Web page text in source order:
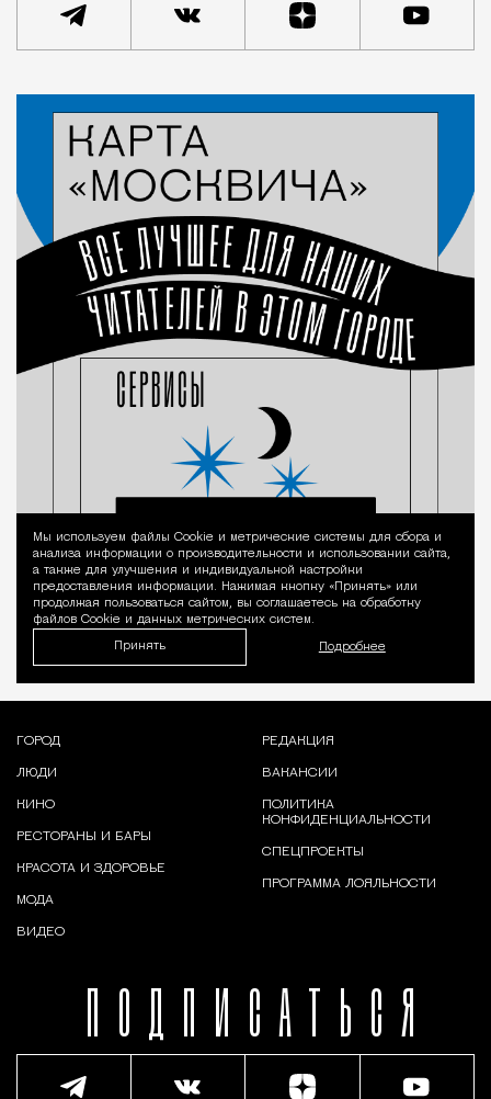
Уведомление
Мы используем файлы Сookie и метрические системы для сбора и
анализа информации о производительности и использовании сайта,
а также для улучшения и индивидуальной настройки
предоставления информации. Нажимая кнопку «Принять» или
продолжая пользоваться сайтом, вы соглашаетесь на обработку
файлов Cookie и данных метрических систем.
Принять Подробнее
ПОДПИСАТЬСЯ
ГОРОД
ЛЮДИ
КИНО
РЕСТОРАНЫ И БАРЫ
КРАСОТА И ЗДОРОВЬЕ
МОДА
ВИДЕО
РЕДАКЦИЯ
ВАКАНСИИ
ПОЛИТИКА
КОНФИДЕНЦИАЛЬНОСТИ
СПЕЦПРОЕКТЫ
ПРОГРАММА ЛОЯЛЬНОСТИ